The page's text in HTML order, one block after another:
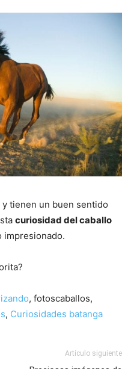
tienen un buen sentido
curiosidad del caballo
impresionado.
, fotoscaballos,
, Curiosidades batanga
Artículo siguiente